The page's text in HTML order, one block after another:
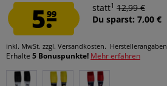
5.99
statt1 12,99 €
Du sparst: 7,00 €
inkl. MwSt. zzgl. Versandkosten. Herstellerangaben
Erhalte 5 Bonuspunkte! Mehr erfahren